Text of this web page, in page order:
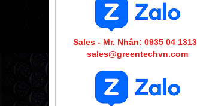
Sales - Mr. Nhân: 0935 04
sales@greentechvn.com